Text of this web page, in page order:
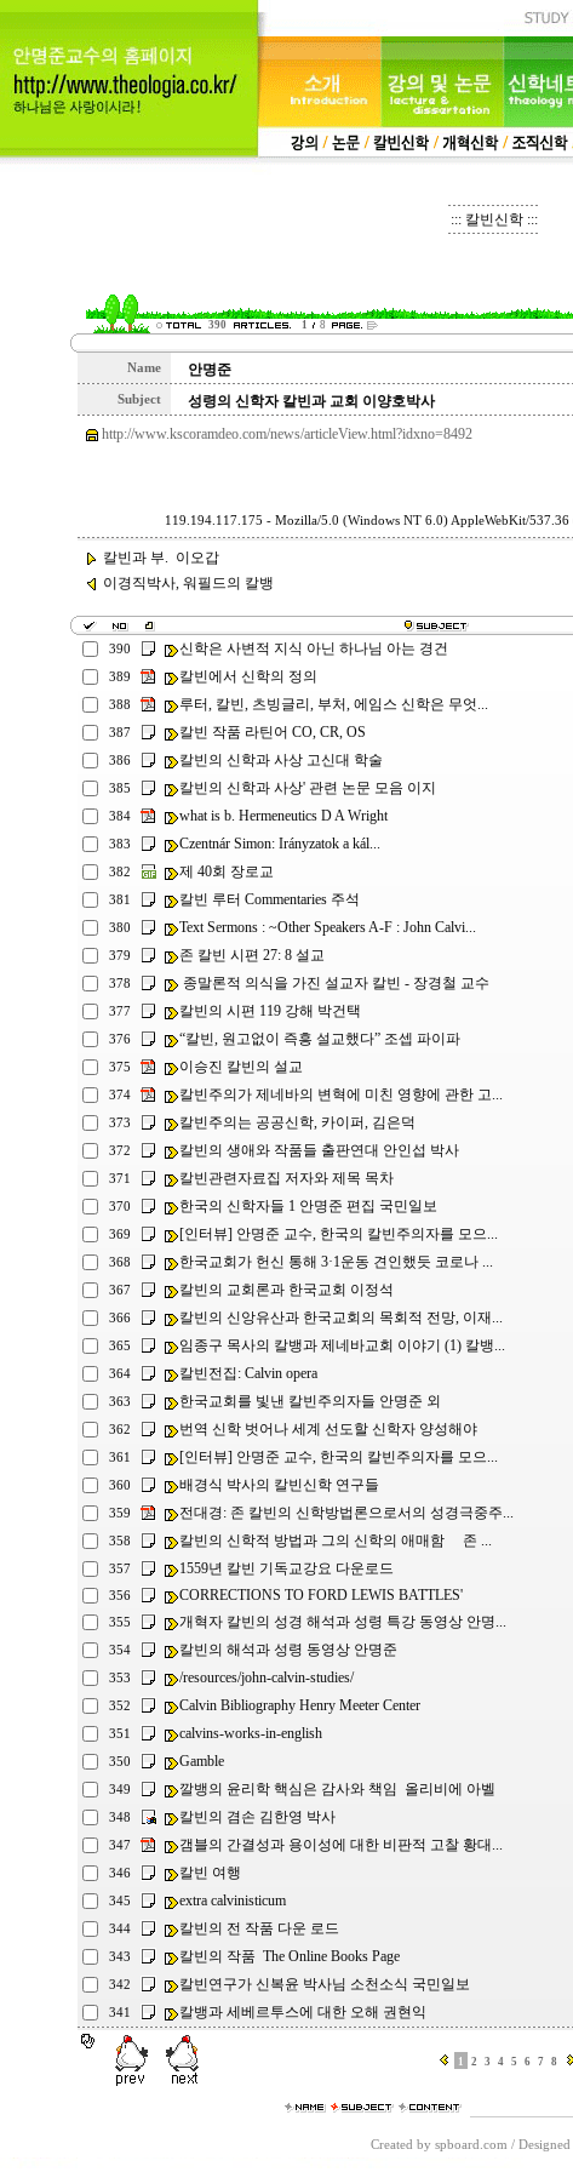
::: 칼빈신학 :::
390 1 8
Name 안명준
Subject
성령의 신학자 칼빈과 교회 이양호박사
http://www.kscoramdeo.com/news/articleView.html?idxno=8492
119.194.117.175 - Mozilla/5.0 (Windows NT 6.0) AppleWebKit/
칼빈과 부. 이오갑
이경직박사, 워필드의 칼뱅
390 신학은 사변적 지식 아닌 하나님 아는 경건
389 칼빈에서 신학의 정의
388 루터, 칼빈, 츠빙글리, 부처, 에임스 신학은 무엇...
387 칼빈 작품 라틴어 CO, CR, OS
386 칼빈의 신학과 사상 고신대 학술
385 칼빈의 신학과 사상' 관련 논문 모음 이지
384 what is b. Hermeneutics D A Wright
383 Czentnár Simon: Irányzatok a kál...
382 제 40회 장로교
381 칼빈 루터 Commentaries 주석
380 Text Sermons : ~Other Speakers A-F : John Calvi...
379 존 칼빈 시편 27: 8 설교
378 종말론적 의식을 가진 설교자 칼빈 - 장경철 교수
377 칼빈의 시편 119 강해 박건택
376 “칼빈, 원고없이 즉흥 설교했다” 조셉 파이파
375 이승진 칼빈의 설교
374 칼빈주의가 제네바의 변혁에 미친 영향에 관한 고...
373 칼빈주의는 공공신학, 카이퍼, 김은덕
372 칼빈의 생애와 작품들 출판연대 안인섭 박사
371 칼빈관련자료집 저자와 제목 목차
370 한국의 신학자들 1 안명준 편집 국민일보
369 [인터뷰] 안명준 교수, 한국의 칼빈주의자를 모으...
368 한국교회가 헌신 통해 3·1운동 견인했듯 코로나 ...
367 칼빈의 교회론과 한국교회 이정석
366 칼빈의 신앙유산과 한국교회의 목회적 전망, 이재...
365 임종구 목사의 칼뱅과 제네바교회 이야기 (1) 칼뱅...
364 칼빈전집: Calvin opera
363 한국교회를 빛낸 칼빈주의자들 안명준 외
362 번역 신학 벗어나 세계 선도할 신학자 양성해야
361 [인터뷰] 안명준 교수, 한국의 칼빈주의자를 모으...
360 배경식 박사의 칼빈신학 연구들
359 전대경: 존 칼빈의 신학방법론으로서의 성경극중주...
358 칼빈의 신학적 방법과 그의 신학의 애매함 존 ...
357 1559년 칼빈 기독교강요 다운로드
356
CORRECTIONS TO FORD LEWIS BATTLES'
355
개혁자 칼빈의 성경 해석과 성령 특강 동영상 안명...
354 칼빈의 해석과 성령 동영상 안명준
353 /resources/john-calvin-studies/
352 Calvin Bibliography Henry Meeter Center
351 calvins-works-in-english
350 Gamble
349 깔뱅의 윤리학 핵심은 감사와 책임 올리비에 아벨
348 칼빈의 겸손 김한영 박사
347 갬블의 간결성과 용이성에 대한 비판적 고찰 황대...
346 칼빈 여행
345 extra calvinisticum
344 칼빈의 전 작품 다운 로드
343 칼빈의 작품 The Online Books Page
342 칼빈연구가 신복윤 박사님 소천소식 국민일보
341 칼뱅과 세베르투스에 대한 오해 권현익
1 2 3 4 5 6 7 8
Created by spboard.com /